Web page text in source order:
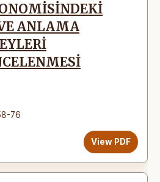
ANLAMA
76
View PDF